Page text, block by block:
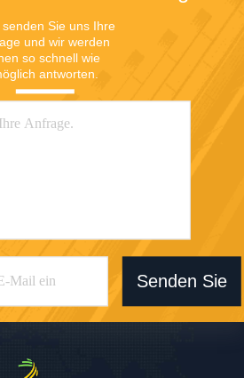
senden Sie uns Ihre
und wir werden
so schnell wie
antworten.
Senden Sie